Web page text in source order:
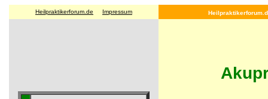
Heilpraktikerforum.de Impressum